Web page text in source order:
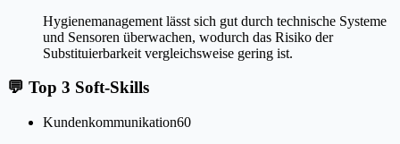
Hygienemanagement lässt sich gut durch technische Systeme
und Sensoren überwachen, wodurch das Risiko der
Substituierbarkeit vergleichsweise gering ist.
💬 Top 3 Soft-Skills
Kundenkommunikation60